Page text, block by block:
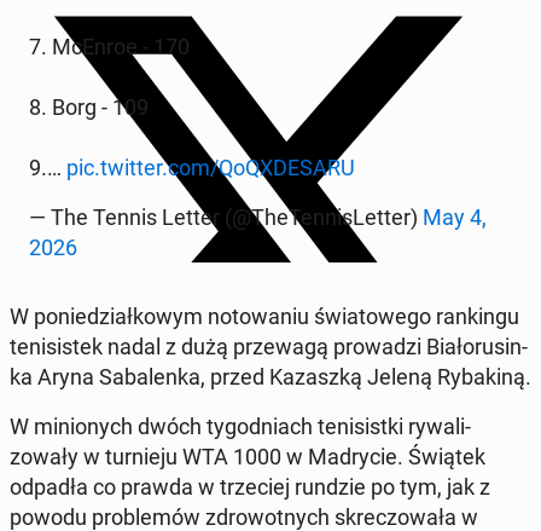
7. McEnroe - 170
8. Borg - 109
9.… pic.twitter.com/Qo­QXDE­SARU
— The Tennis Letter (@TheTen­nisLet­ter) May 4,
2026
W poniedzi­ałkowym no­towa­niu świa­towego rankingu
teni­sis­tek nadal z dużą przewagą prowadzi Bi­ałorusin­
ka Aryna Sa­balen­ka, przed Kaza­szką Jeleną Ry­bak­iną.
W min­ionych dwóch ty­god­ni­ach teni­sist­ki ry­wal­i­
zowały w turnieju WTA 1000 w Madrycie. Świątek
odpadła co prawda w trze­ciej rundzie po tym, jak z
powodu prob­lemów zdrowot­nych skrec­zowała w